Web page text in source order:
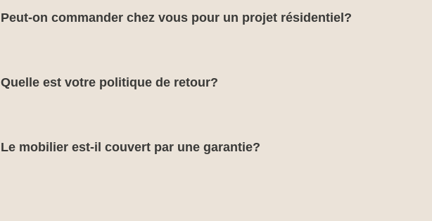
Peut-on commander chez vous pour un projet résidentiel?
Quelle est votre politique de retour?
Le mobilier est-il couvert par une garantie?